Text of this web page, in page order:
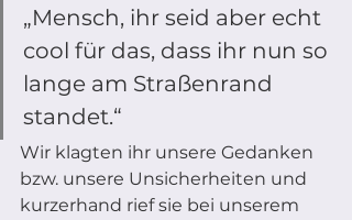
„Mensch, ihr seid aber echt
cool für das, dass ihr nun so
lange am Straßenrand
standet.“
Wir klagten ihr unsere Gedanken
bzw. unsere Unsicherheiten und
kurzerhand rief sie bei unserem